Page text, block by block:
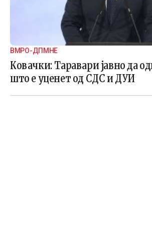
ВМРО-ДПМНЕ
Ковачки: Таравари јавно да
што е уценет од СДС и ДУИ